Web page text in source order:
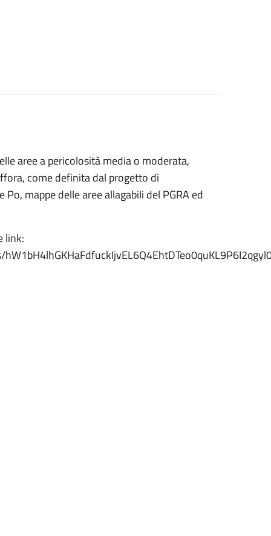
aree a pericolosità media o moderata,
come definita dal progetto di
mappe delle aree allagabili del PGRA ed
link: